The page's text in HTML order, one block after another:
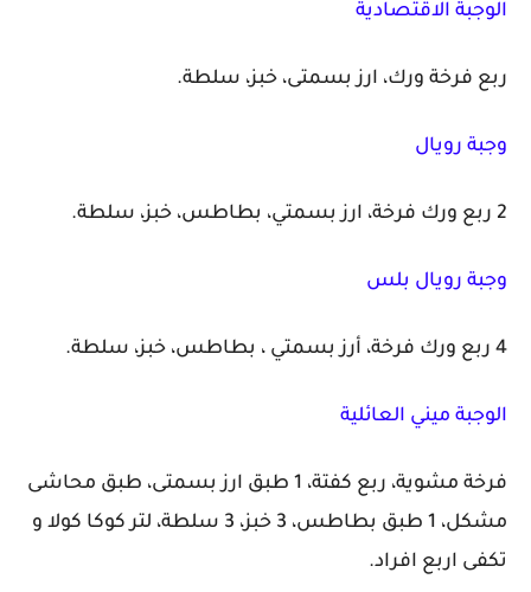
الوجبة الاقتصادية
ربع فرخة ورك، ارز بسمتى، خبز، سلطة.
وجبة رويال
2 ربع ورك فرخة، ارز بسمتي، بطاطس، خبز، سلطة.
وجبة رويال بلس
4 ربع ورك فرخة، أرز بسمتي ، بطاطس، خبز، سلطة.
الوجبة ميني العائلية
فرخة مشوية، ربع كفتة، 1 طبق ارز بسمتى، طبق محاشى
مشكل، 1 طبق بطاطس، 3 خبز، 3 سلطة، لتر كوكا كولا و
تكفى اربع افراد.